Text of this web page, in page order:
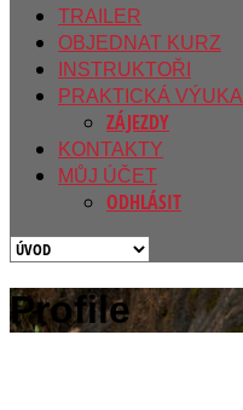
TRAILER
OBJEDNAT KURZ
INSTRUKTOŘI
PRAKTICKÁ VÝUKA
ZÁJEZDY
KONTAKTY
MŮJ ÚČET
ODHLÁSIT
Profile